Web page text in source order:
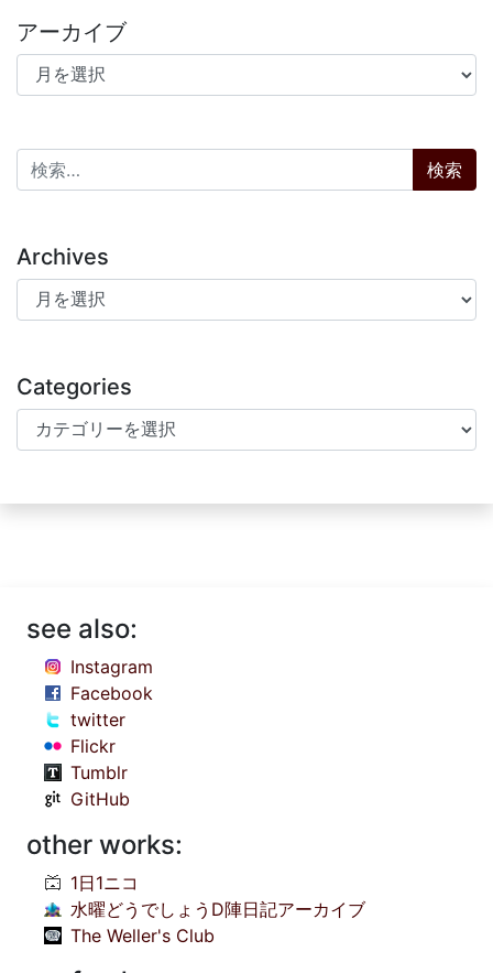
アーカイブ
アーカイブ
検索:
Archives
Archives
Categories
Categories
see also:
Instagram
Facebook
twitter
Flickr
Tumblr
GitHub
other works:
1日1ニコ
水曜どうでしょうD陣日記アーカイブ
The Weller's Club